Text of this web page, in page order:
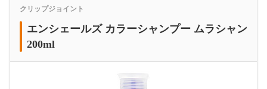
クリップジョイント
エンシェールズ カラーシャンプー ムラシャン
200ml